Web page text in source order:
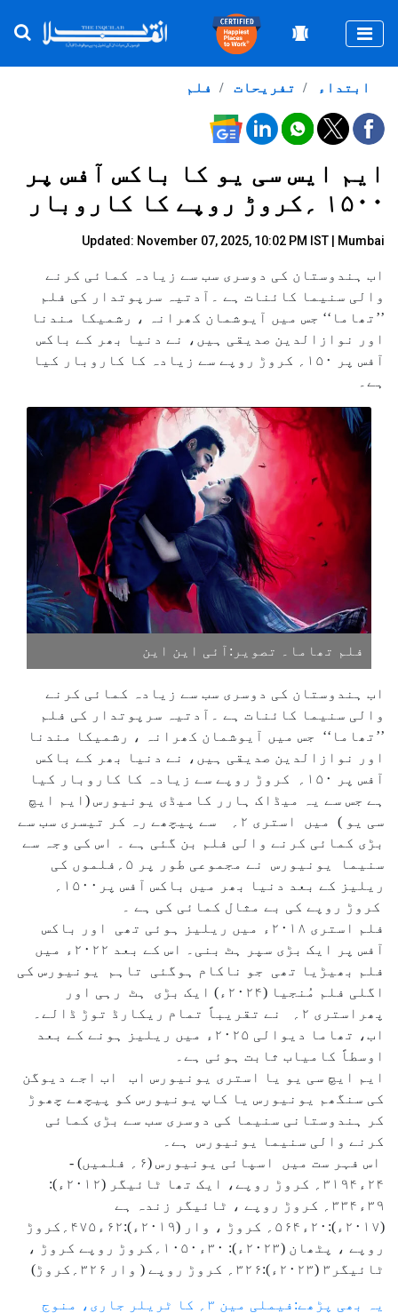
فلم تفریحات ابتداء
ایم ایس سی یو کا باکس آفس پر
۱۵۰۰ ؍کروڑ روپے کا کاروبار
Updated: November 07, 2025, 10:02 PM IST | Mumbai
اب ہندوستان کی دوسری سب سے زیادہ کمائی کرنے
والی سنیما کائنات ہے ۔آدتیہ سرپوتدار کی فلم
’’تھاما‘‘ جس میں آیوشمان کھرانہ ، رشمیکا مندنا
اور نوازالدین صدیقی ہیں، نے دنیا بھر کے باکس
آفس پر ۱۵۰؍ کروڑ روپے سے زیادہ کا کاروبار کیا
ہے۔
فلم تھاما۔ تصویر:آئی این این
اب ہندوستان کی دوسری سب سے زیادہ کمائی کرنے
والی سنیما کائنات ہے ۔آدتیہ سرپوتدار کی فلم
’’تھاما‘‘ جس میں آیوشمان کھرانہ ، رشمیکا مندنا
اور نوازالدین صدیقی ہیں، نے دنیا بھر کے باکس
آفس پر ۱۵۰؍ کروڑ روپے سے زیادہ کا کاروبار کیا
ہے جس سے یہ میڈاک ہارر کامیڈی یونیورس (ایم ایچ
سی یو ) میں استری ۲؍ سے پیچھے رہ کر تیسری سب سے
بڑی کمائی کرنے والی فلم بن گئی ہے ۔ اس کی وجہ سے
سنیما یونیورس نے مجموعی طور پر ۵؍فلموں کی
کروڑ روپے کی بے مثال کمائی کی ہے ۔
فلم استری ۲۰۱۸ء میں ریلیز ہوئی تھی اور باکس
آفس پر ایک بڑی سپر ہٹ بنی۔ اس کے بعد ۲۰۲۲ء میں
فلم بھیڑیا تھی جو ناکام ہوگئی تاہم یونیورس کی
اگلی فلم مُنجیا (۲۰۲۴ء) ایک بڑی ہٹ رہی اور
پھراستری ۲؍ نے تقریباً تمام ریکارڈ توڑ ڈالے۔
اب، تھاما دیوالی ۲۰۲۵ء میں ریلیز ہونے کے بعد
اوسطاً کامیاب ثابت ہوئی ہے۔
ایم ایچ سی یو یا استری یونیورس اب اب اجے دیوگن
کی سنگھم یونیورس یا کاپ یونیورس کو پیچھے چھوڑ
کر ہندوستانی سنیما کی دوسری سب سے بڑی کمائی
کرنے والی سنیما یونیورس ہے۔
اس فہر ست میں اسپائی یونیورس (۶؍ فلمیں) -
۲۴ء۳۱۹۴؍ کروڑ روپے، ایک تھا ٹائیگر (۲۰۱۲ء):
۳۹ء۳۳۴؍ کروڑ روپے ، ٹائیگر زندہ ہے
(۲۰۱۷ء):۲۰ء۵۶۴؍ کروڑ ، وار (۲۰۱۹ء):۶۲ء۴۷۵؍کروڑ
روپے ، پٹھان (۲۰۲۳ء): ۳۰ء۱۰۵۰؍کروڑ روپے کروڑ ،
ٹائیگر۳ (۲۰۲۳ء):۳۲۶؍ کروڑ روپے ( وار ۳۲۶؍کروڑ)
یہ بھی پڑھے:فیملی مین ۳؍ کا ٹریلر جاری، منوج